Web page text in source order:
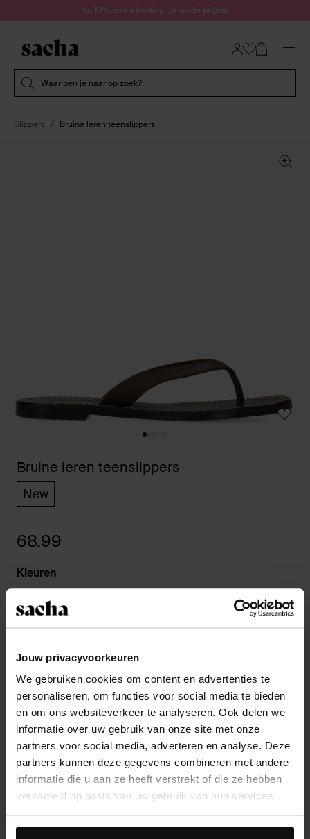
Jouw privacyvoorkeuren
We gebruiken cookies om content en advertenties te
personaliseren, om functies voor social media te bieden
en om ons websiteverkeer te analyseren. Ook delen we
informatie over uw gebruik van onze site met onze
partners voor social media, adverteren en analyse. Deze
partners kunnen deze gegevens combineren met andere
informatie die u aan ze heeft verstrekt of die ze hebben
verzameld op basis van uw gebruik van hun services.
Daarnaast werken wij samen met Google voor
Doorgaan naar artikelNu 10% extra korting op ronde prijzen
Waar ben je naar op zoek?
Slippers Bruine leren teenslippers
Bruine leren teenslippers
New
68.99
Kleuren
14 dagen bedenktijd
Snelle levering
Achteraf betalen
Product omschrijving
Bruine leren slippers van Sacha. De slippers hebben
een lage hak van 1 cm en zijn volledig gemaakt van